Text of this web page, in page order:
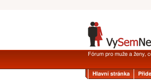
Fórum pro muže a ženy,
Hlavní stránka